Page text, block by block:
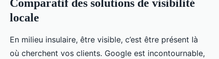
Comparatif des solutions de visibilité
locale
En milieu insulaire, être visible, c’est être présent là
où cherchent vos clients. Google est incontournable,